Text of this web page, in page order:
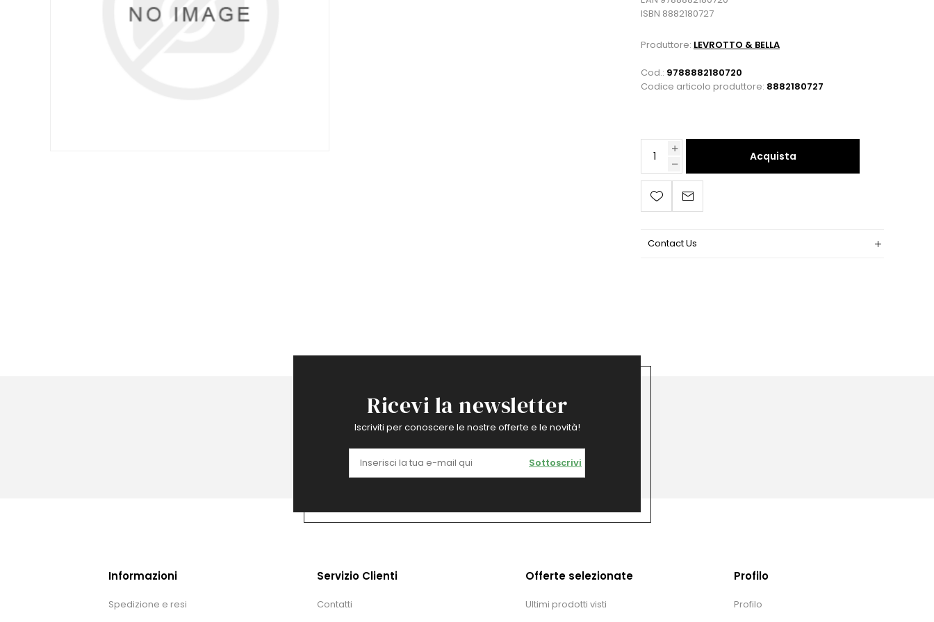
ISBN 8882180727
Produttore: LEVROTTO & BELLA
Cod.: 9788882180720
Codice articolo produttore: 8882180727
Acquista
Contact Us
Ricevi la newsletter
Iscriviti per conoscere le nostre offerte e le novità!
Sottoscrivi
Informazioni
Spedizione e resi
Servizio Clienti
Contatti
Offerte selezionate
Ultimi prodotti visti
Profilo
Profilo